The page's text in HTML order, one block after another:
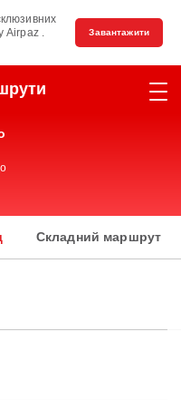
.
Завантажити
Складний маршрут